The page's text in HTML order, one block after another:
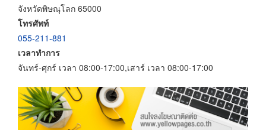
จังหวัดพิษณุโลก 65000
โทรศัพท์
055-211-881
เวลาทำการ
จันทร์-ศุกร์ เวลา 08:00-17:00,เสาร์ เวลา 08:00-17:00